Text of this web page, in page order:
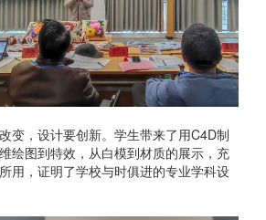
变，设计要创新。学生带来了用C4D制
绘图到特效，从白模到材质的展示，充
用，证明了学校与时俱进的专业学科设